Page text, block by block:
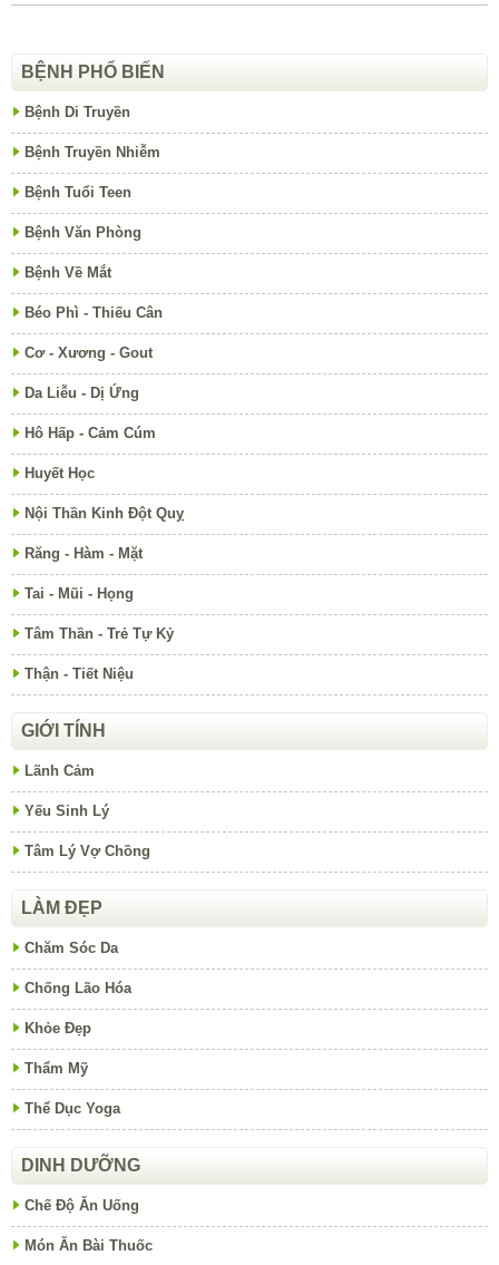
BỆNH PHỔ BIẾN
Bệnh Di Truyền
Bệnh Truyền Nhiễm
Bệnh Tuổi Teen
Bệnh Văn Phòng
Bệnh Về Mắt
Béo Phì - Thiếu Cân
Cơ - Xương - Gout
Da Liễu - Dị Ứng
Hô Hấp - Cảm Cúm
Huyết Học
Nội Thần Kinh Đột Quỵ
Răng - Hàm - Mặt
Tai - Mũi - Họng
Tâm Thần - Trẻ Tự Kỷ
Thận - Tiết Niệu
GIỚI TÍNH
Lãnh Cảm
Yếu Sinh Lý
Tâm Lý Vợ Chồng
LÀM ĐẸP
Chăm Sóc Da
Chống Lão Hóa
Khỏe Đẹp
Thẩm Mỹ
Thể Dục Yoga
DINH DƯỠNG
Chế Độ Ăn Uống
Món Ăn Bài Thuốc